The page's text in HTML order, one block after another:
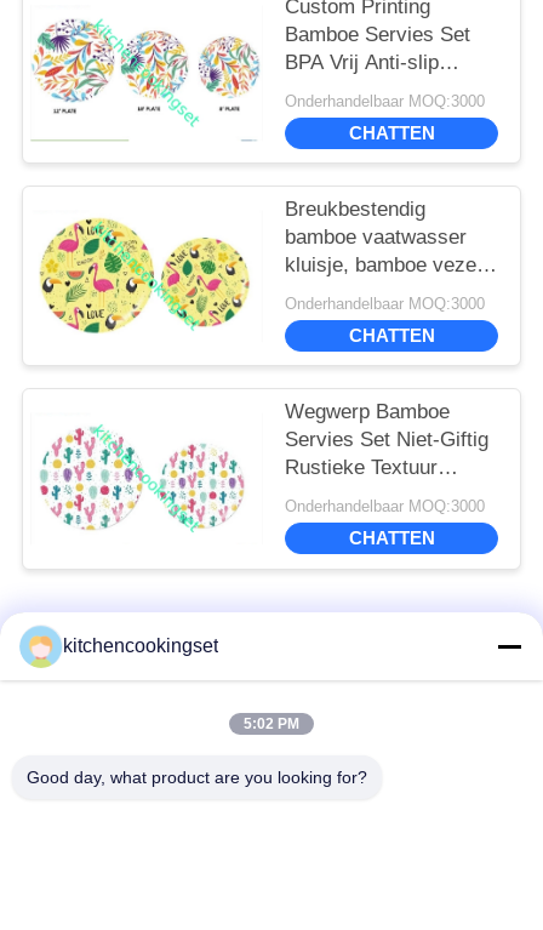
Custom Printing
Bamboe Servies Set
BPA Vrij Anti-slip
Oppervlak Mat
Afgewerkt
Onderhandelbaar MOQ:3000
CHATTEN
Breukbestendig
bamboe vaatwasser
kluisje, bamboe vezel
diner set
Onderhandelbaar MOQ:3000
CHATTEN
Wegwerp Bamboe
Servies Set Niet-Giftig
Rustieke Textuur
Milieuvriendelijk
Onderhandelbaar MOQ:3000
CHATTEN
populaire categorieën
Antiaanbak kookgerei
kitchencookingset
5:02 PM
Good day, what product are you looking for?